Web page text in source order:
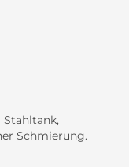
Schmierung.